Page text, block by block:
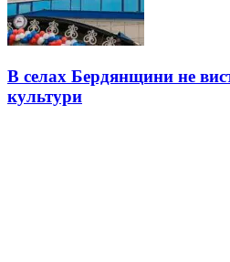
В селах Бердянщини не
культури